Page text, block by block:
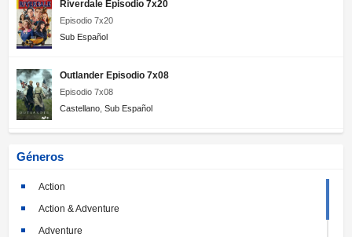
Riverdale Episodio 7x20
Episodio 7x20
Sub Español
Outlander Episodio 7x08
Episodio 7x08
Castellano Sub Español
Géneros
Action
Action & Adventure
Adventure